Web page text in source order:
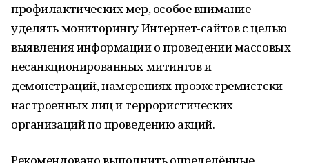
профилактических мер, особое внимание
уделять мониторингу Интернет-сайтов с целью
выявления информации о проведении массовых
несанкционированных митингов и
демонстраций, намерениях проэкстремистски
настроенных лиц и террористических
организаций по проведению акций.